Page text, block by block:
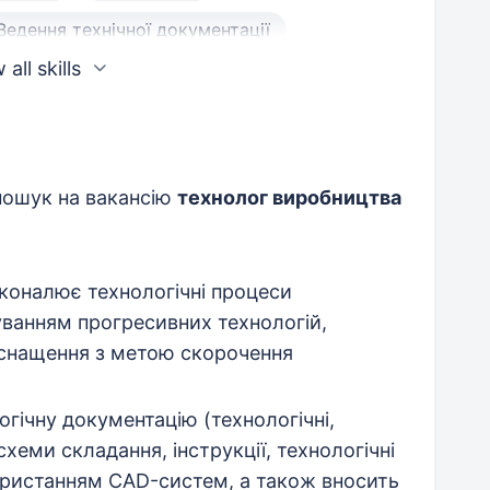
технічної документації
Знання САПР
all skills
на вакансію технолог виробництва
технологічні процеси
прогресивних технологій,
з метою скорочення
документацію (технологічні,
складання, інструкції, технологічні
CAD-систем, а також вносить